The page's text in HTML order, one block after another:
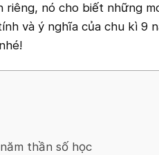
riêng, nó cho biết những
và ý nghĩa của chu kì 9
thần số học